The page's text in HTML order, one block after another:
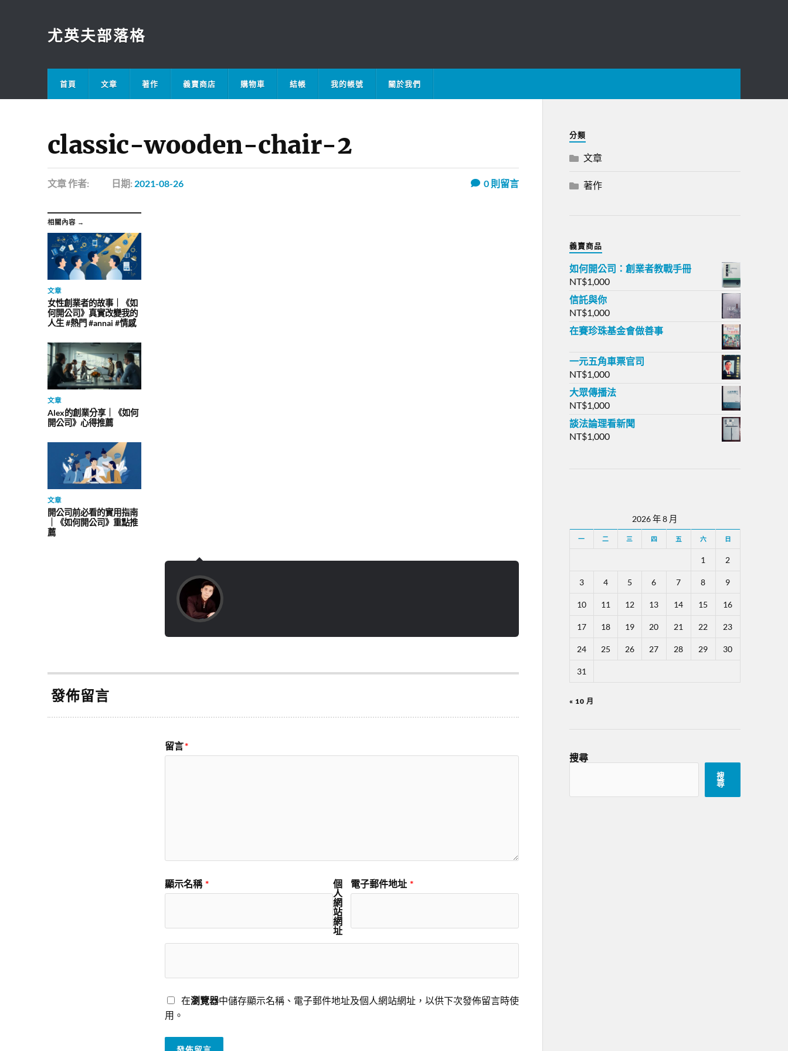
尤英夫部落格
首頁 文章 著作 義賣商店 購物車 結帳 我的帳號 關於我們
classic-wooden-chair-2
文章作者: 日期: 2021-08-26 0則留言
相關內容 →
文章
女性創業者的故事｜《如
何開公司》真實改變我的
人生 #熱門 #annai #情感
文章
Alex的創業分享｜《如何
開公司》心得推薦
文章
開公司前必看的實用指南
｜《如何開公司》重點推
薦
發佈留言
留言*
顯示名稱 * 電子郵件地址 *
個
人
網
站
網
址
在瀏覽器中儲存顯示名稱、電子郵件地址及個人網站網址，以供下次發佈留言時使
用。
分類
文章
著作
義賣商品
如何開公司：創業者教戰手冊
NT$1,000
信託與你
NT$1,000
在賽珍珠基金會做善事
一元五角車票官司
NT$1,000
大眾傳播法
NT$1,000
談法論理看新聞
NT$1,000
2026 年 8 月
一 二 三 四 五 六 日
1 2
3 4 5 6 7 8 9
10 11 12 13 14 15 16
17 18 19 20 21 22 23
24 25 26 27 28 29 30
31
« 10 月
搜尋
搜
尋